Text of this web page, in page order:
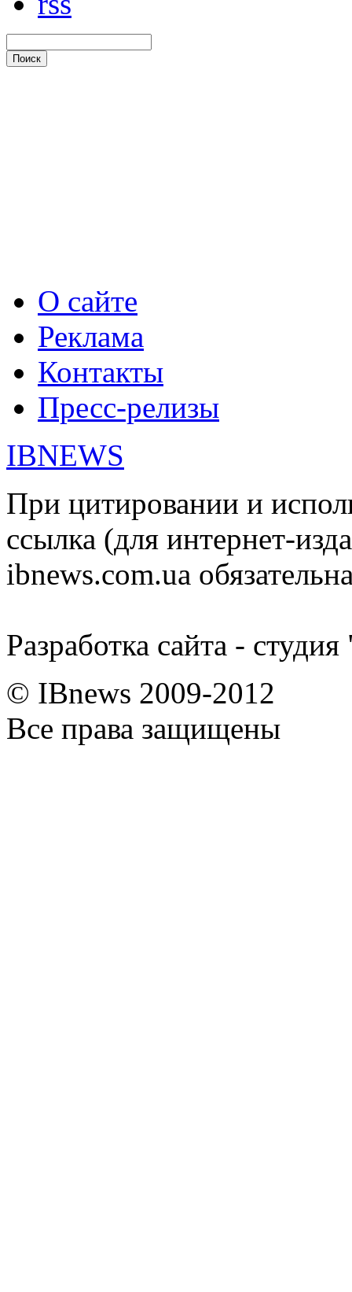
О сайте
Реклама
Контакты
Пресс-релизы
IBNEWS
При цитировании и
ссылка (для интернет-
ibnews.com.ua
Разработка сайта -
© IBnews 2009-2012
Все права защищены